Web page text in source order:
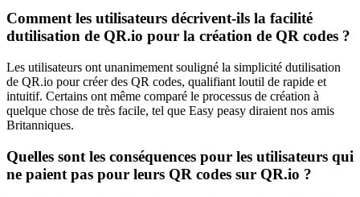
Comment les utilisateurs décrivent-ils la facilité
dutilisation de QR.io pour la création de QR codes ?
Les utilisateurs ont unanimement souligné la simplicité dutilisation
de QR.io pour créer des QR codes, qualifiant loutil de rapide et
intuitif. Certains ont même comparé le processus de création à
quelque chose de très facile, tel que Easy peasy diraient nos amis
Britanniques.
Quelles sont les conséquences pour les utilisateurs qui
ne paient pas pour leurs QR codes sur QR.io ?